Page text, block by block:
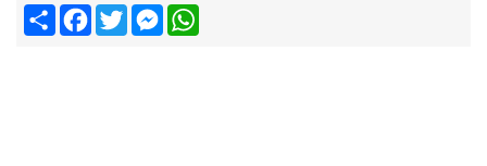
ShareFacebook
TwitterMessenger